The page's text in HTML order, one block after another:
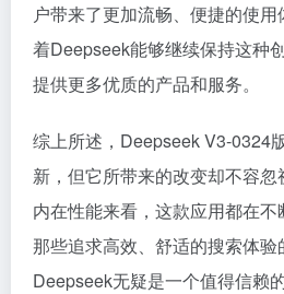
户带来了更加流畅、便捷的使
着Deepseek能够继续保持这种
提供更多优质的产品和服务。
综上所述，Deepseek V3-0324
新，但它所带来的改变却不容
内在性能来看，这款应用都在
那些追求高效、舒适的搜索体验
Deepseek无疑是一个值得信赖